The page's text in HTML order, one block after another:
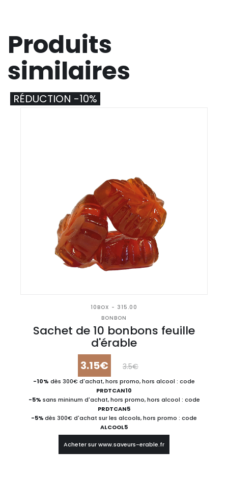
Produits
similaires
10BOX - 315.00
BONBON
Sachet de 10 bonbons feuille
d'érable
3.15€ 3.5€
-10% dès 300€ d'achat, hors promo, hors alcool : code
PRDTCAN10
-5% sans mininum d'achat, hors promo, hors alcool : code
PRDTCAN5
-5%dès 300€ d'achat sur les alcools, hors promo : code
ALCOOL5
RÉDUCTION -10%
Acheter sur www.saveurs-erable.fr